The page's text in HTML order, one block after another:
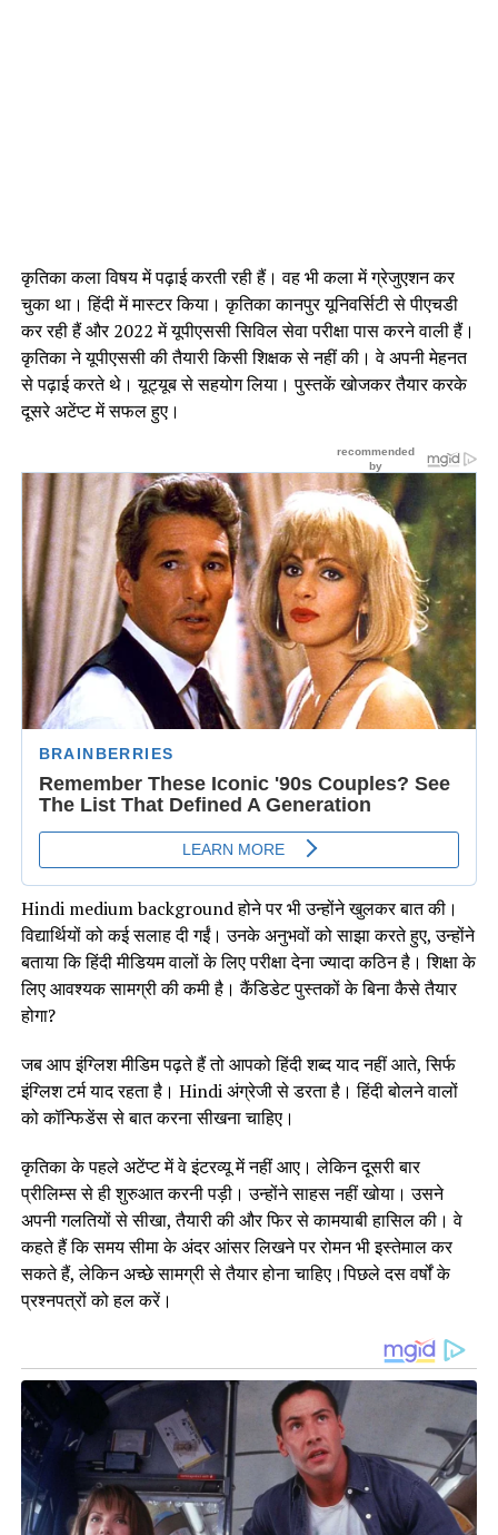
कृतिका कला विषय में पढ़ाई करती रही हैं। वह भी कला में ग्रेजुएशन कर
चुका था। हिंदी में मास्टर किया। कृतिका कानपुर यूनिवर्सिटी से पीएचडी
कर रही हैं और 2022 में यूपीएससी सिविल सेवा परीक्षा पास करने वाली हैं।
कृतिका ने यूपीएससी की तैयारी किसी शिक्षक से नहीं की। वे अपनी मेहनत
से पढ़ाई करते थे। यूट्यूब से सहयोग लिया। पुस्तकें खोजकर तैयार करके
दूसरे अटेंप्ट में सफल हुए।
Hindi medium background होने पर भी उन्होंने खुलकर बात की।
विद्यार्थियों को कई सलाह दी गईं। उनके अनुभवों को साझा करते हुए, उन्होंने
बताया कि हिंदी मीडियम वालों के लिए परीक्षा देना ज्यादा कठिन है। शिक्षा के
लिए आवश्यक सामग्री की कमी है। कैंडिडेट पुस्तकों के बिना कैसे तैयार
होगा?
जब आप इंग्लिश मीडिम पढ़ते हैं तो आपको हिंदी शब्द याद नहीं आते, सिर्फ
इंग्लिश टर्म याद रहता है। Hindi अंग्रेजी से डरता है। हिंदी बोलने वालों
को कॉन्फिडेंस से बात करना सीखना चाहिए।
कृतिका के पहले अटेंप्ट में वे इंटरव्यू में नहीं आए। लेकिन दूसरी बार
प्रीलिम्स से ही शुरुआत करनी पड़ी। उन्होंने साहस नहीं खोया। उसने
अपनी गलतियों से सीखा, तैयारी की और फिर से कामयाबी हासिल की। वे
कहते हैं कि समय सीमा के अंदर आंसर लिखने पर रोमन भी इस्तेमाल कर
सकते हैं, लेकिन अच्छे सामग्री से तैयार होना चाहिए।पिछले दस वर्षों के
प्रश्नपत्रों को हल करें।